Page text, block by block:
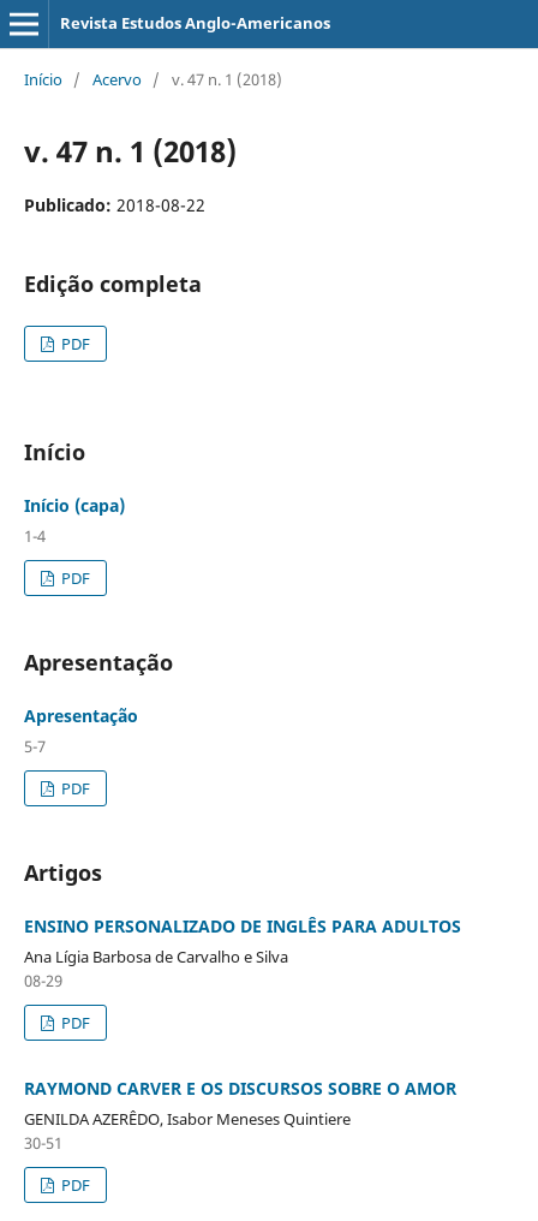
Revista Estudos Anglo-Americanos
Início / Acervo / v. 47 n. 1 (2018)
v. 47 n. 1 (2018)
Publicado: 2018-08-22
Edição completa
PDF
Início
Início (capa)
1-4
PDF
Apresentação
Apresentação
5-7
PDF
Artigos
ENSINO PERSONALIZADO DE INGLÊS PARA ADULTOS
Ana Lígia Barbosa de Carvalho e Silva
08-29
PDF
RAYMOND CARVER E OS DISCURSOS SOBRE O AMOR
GENILDA AZERÊDO, Isabor Meneses Quintiere
30-51
PDF